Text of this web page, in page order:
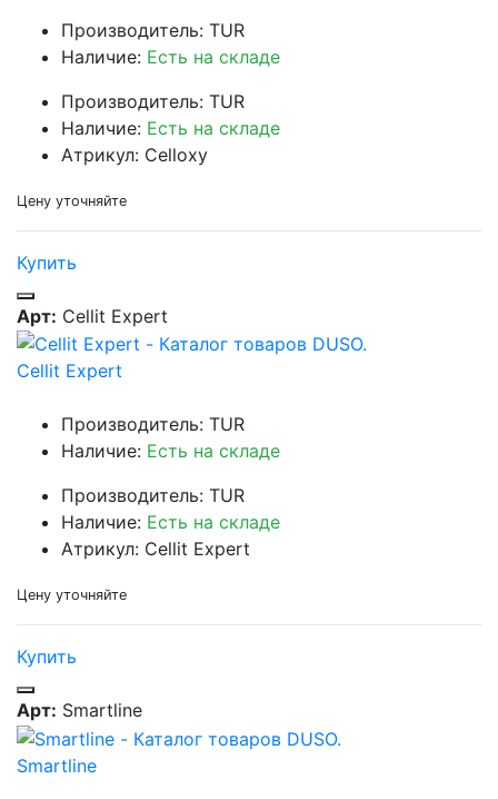
Производитель: TUR
Наличие: Есть на складе
Производитель: TUR
Наличие: Есть на складе
Атрикул: Celloxy
Цену уточняйте
Купить
Арт: Cellit Expert
Cellit Expert
Производитель: TUR
Наличие: Есть на складе
Производитель: TUR
Наличие: Есть на складе
Атрикул: Cellit Expert
Цену уточняйте
Купить
Арт: Smartline
Smartline